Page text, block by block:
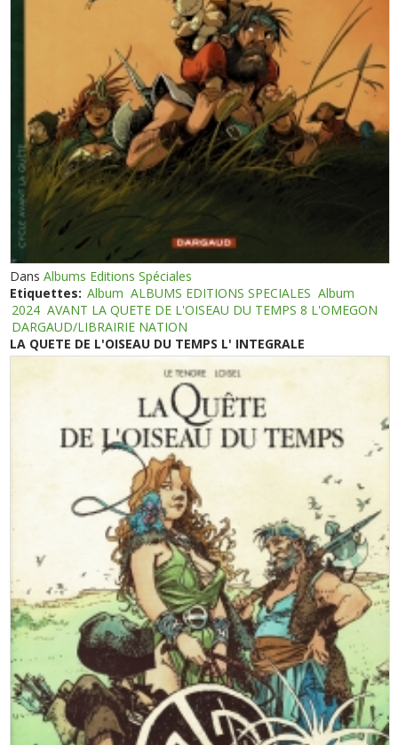
DansAlbums Editions Spéciales
Etiquettes: Album ALBUMS EDITIONS SPECIALES Album
2024 AVANT LA QUETE DE L'OISEAU DU TEMPS 8 L'OMEGON
DARGAUD/LIBRAIRIE NATION
LA QUETE DE L'OISEAU DU TEMPS L' INTEGRALE